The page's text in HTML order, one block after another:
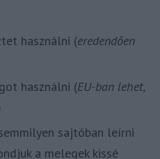
használni (eredendően
használni (EU-ban lehet,
sajtóban leírni
a melegek kissé